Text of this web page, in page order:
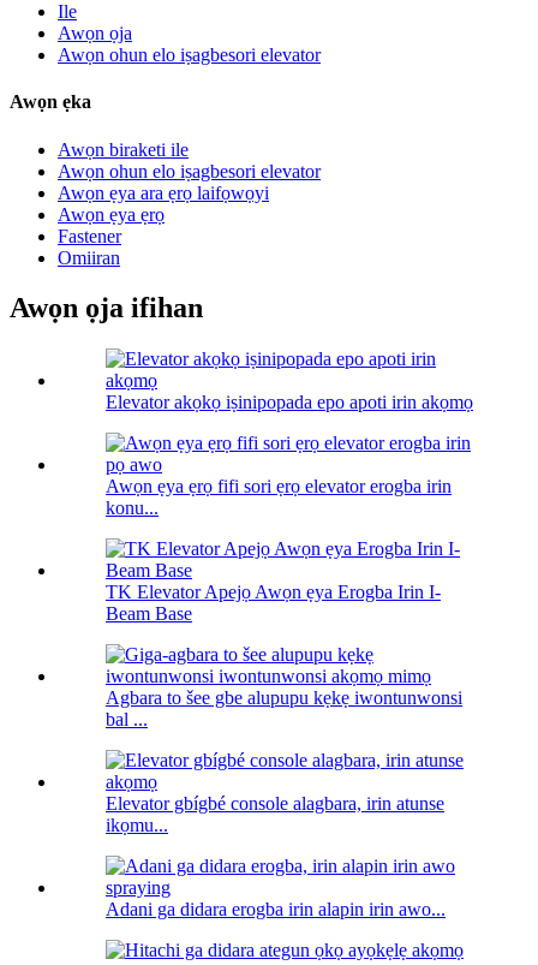
Ile
Awọn ọja
Awọn ohun elo iṣagbesori elevator
Awọn ẹka
Awọn biraketi ile
Awọn ohun elo iṣagbesori elevator
Awọn ẹya ara ẹrọ laifọwọyi
Awọn ẹya ẹrọ
Fastener
Omiiran
Awọn ọja ifihan
Elevator akọkọ iṣinipopada epo apoti irin akọmọ
Awọn ẹya ẹrọ fifi sori ẹrọ elevator erogba irin
konu...
TK Elevator Apejọ Awọn ẹya Erogba Irin I-
Beam Base
Agbara to šee gbe alupupu kẹkẹ iwontunwonsi
bal ...
Elevator gbígbé console alagbara, irin atunse
ikọmu...
Adani ga didara erogba irin alapin irin awo...